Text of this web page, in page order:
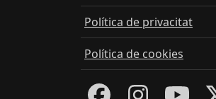
Política de privacitat
Política de cookies